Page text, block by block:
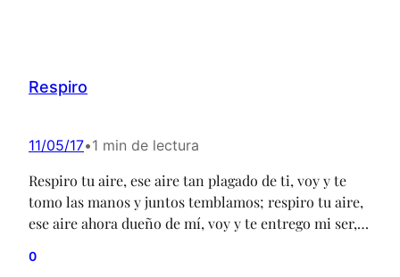
Respiro
11/05/17•1 min de lectura
Respiro tu aire, ese aire tan plagado de ti, voy y te
tomo las manos y juntos temblamos; respiro tu aire,
ese aire ahora dueño de mí, voy y te entrego mi ser,
mundo más perfecto contigo,quererte con fuerza
0